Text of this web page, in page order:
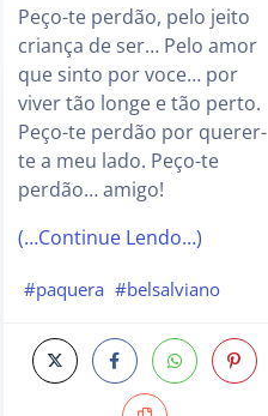
Peço-te perdão, pelo jeito
criança de ser… Pelo amor
que sinto por voce… por
viver tão longe e tão perto.
Peço-te perdão por querer-
te a meu lado. Peço-te
perdão… amigo!
(…Continue Lendo…)
#paquera #belsalviano